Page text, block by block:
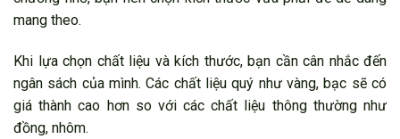
mang theo.
Khi lựa chọn chất liệu và kích thước, bạn cần cân nhắc đến
ngân sách của mình. Các chất liệu quý như vàng, bạc sẽ có
giá thành cao hơn so với các chất liệu thông thường như
đồng, nhôm.